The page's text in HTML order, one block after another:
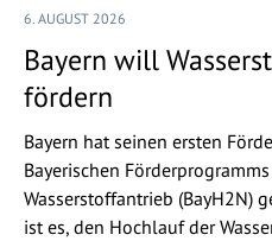
6. AUGUST 2026
Bayern will
fördern
Bayern hat seinen ersten
Bayerischen
Wasserstoffantrieb (BayH2N)
ist es, den Hochlauf der